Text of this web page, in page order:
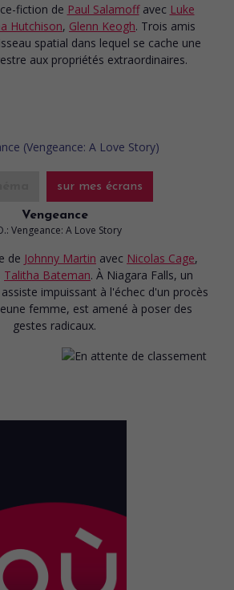
fiction de Paul Salamoff avec Luke
Hutchison, Glenn Keogh. Trois amis
spatial dans lequel se cache une
aux propriétés extraordinaires.
sur mes écrans
Vengeance
Vengeance: A Love Story
de Johnny Martin avec Nicolas Cage,
Talitha Bateman. À Niagara Falls, un
impuissant à l'échec d'un procès
femme, est amené à poser des
gestes radicaux.